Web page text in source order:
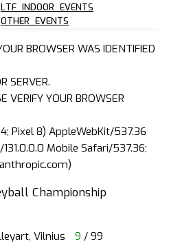
LTF_INDOOR_EVENTS
OTHER_EVENTS
BROWSER WAS IDENTIFIED
SERVER.
VERIFY YOUR BROWSER
Pixel 8) AppleWebKit/537.36
Mobile Safari/537.36;
Championship
Vilnius 9 / 99